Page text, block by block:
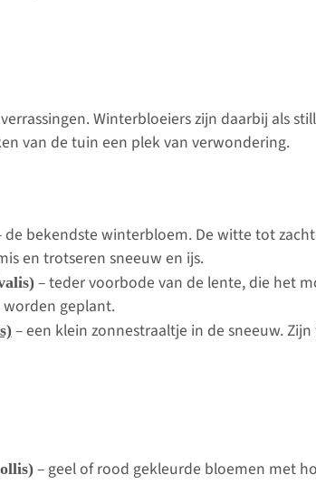
Winterbloeiers zijn daarbij als
van de tuin een plek van verwondering.
bekendste winterbloem. De witte tot
en trotseren sneeuw en ijs.
– teder voorbode van de lente, die het
geplant.
– een klein zonnestraaltje in de sneeuw.
– geel of rood gekleurde bloemen met